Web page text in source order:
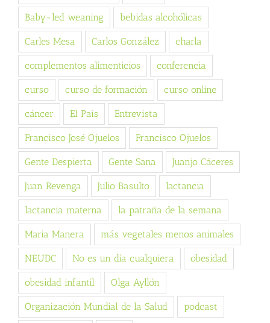
Baby-led weaning bebidas alcohólicas
Carles Mesa Carlos González charla
complementos alimenticios conferencia
curso curso de formación curso online
cáncer El País Entrevista
Francisco José Ojuelos Francisco Ojuelos
Gente Despierta Gente Sana Juanjo Cáceres
Juan Revenga Julio Basulto lactancia
lactancia materna la patraña de la semana
Maria Manera más vegetales menos animales
NEUDC No es un día cualquiera obesidad
obesidad infantil Olga Ayllón
Organización Mundial de la Salud podcast